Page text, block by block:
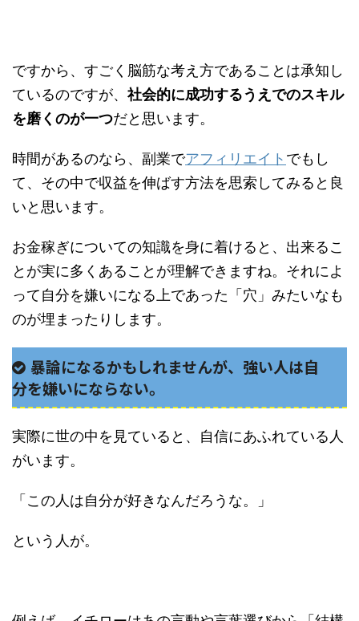
ですから、すごく脳筋な考え方であることは承知し
ているのですが、 社会的に成功するうえでのスキル
を磨くのが一つだと思います。
時間があるのなら、副業でアフィリエイト でもし
て、その中で収益を伸ばす方法を思索してみると良
いと思います。
お金稼ぎについての知識を身に着けると、出来るこ
とが実に多くあることが理解できますね。それによ
って自分を嫌いになる上であった「穴」みたいなも
のが埋まったりします。
暴論になるかもしれませんが、強い人は自
分を嫌いにならない。
実際に世の中を見ていると、自信にあふれている人
がいます。
「この人は自分が好きなんだろうな。」
という人が。